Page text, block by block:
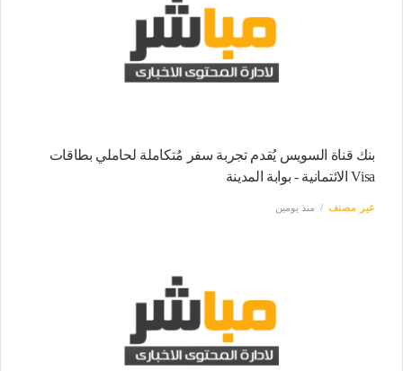
بنك قناة السويس يُقدم تجربة سفر مُتكاملة لحاملي بطاقات
Visa الائتمانية - بوابة المدينة
غير مصنف منذ يومين